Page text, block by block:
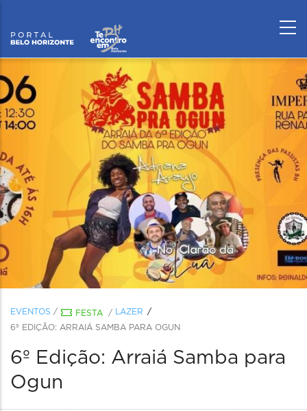
EVENTOS / FESTA /
LAZER
6º EDIÇÃO: ARRAIÁ SAMBA PARA OGUN
6º Edição: Arraiá Samba para
Ogun